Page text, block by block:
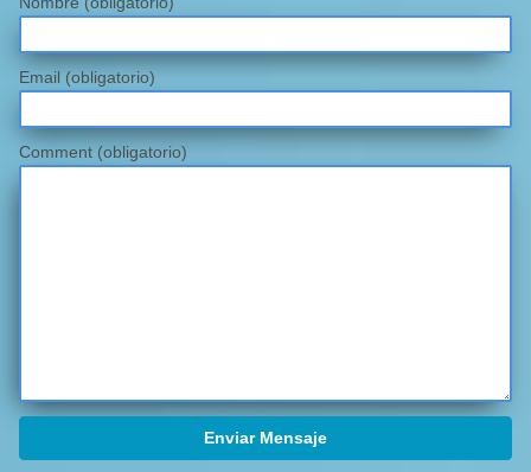
Email (obligatorio)
Comment (obligatorio)
Enviar Mensaje